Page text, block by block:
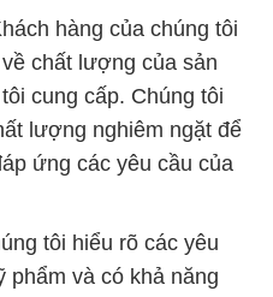
hàng của chúng tôi
chất lượng của sản
cung cấp. Chúng tôi
lượng nghiêm ngặt để
ứng các yêu cầu của
tôi hiểu rõ các yêu
phẩm và có khả năng